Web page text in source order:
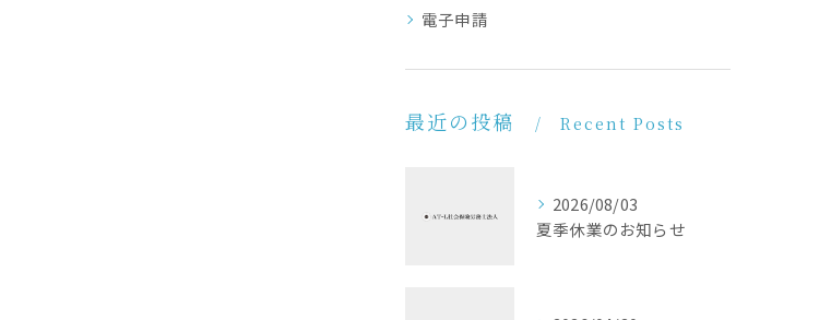
電子申請
最近の投稿 Recent Posts
2026/08/03
夏季休業のお知らせ